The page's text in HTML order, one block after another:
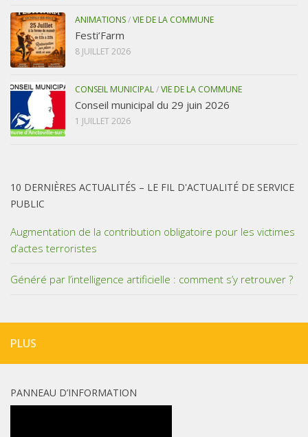
ANIMATIONS/VIE DE LA COMMUNE
Festi’Farm
8 JUILLET 2026
CONSEIL MUNICIPAL/VIE DE LA COMMUNE
Conseil municipal du 29 juin 2026
1 JUILLET 2026
10 DERNIÈRES ACTUALITÉS – LE FIL D'ACTUALITÉ DE SERVICE
PUBLIC
Augmentation de la contribution obligatoire pour les victimes
d’actes terroristes
Généré par l’intelligence artificielle : comment s’y retrouver ?
PLUS
PANNEAU D’INFORMATION